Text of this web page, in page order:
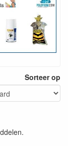
Sorteer op